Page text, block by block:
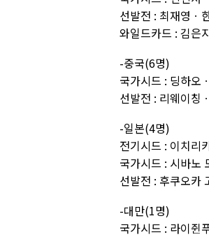
선발전 : 최재영ㆍ
와일드카드 : 김은
-중국(6명)
국가시드 : 딩하오
선발전 : 리웨이칭
-일본(4명)
전기시드 : 이치리
국가시드 : 시바노
선발전 : 후쿠오카
-대만(1명)
국가시드 : 라이쥔